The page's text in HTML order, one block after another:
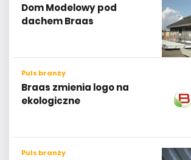
Dom Modelowy pod
dachem Braas
Puls branży
Braas zmienia logo na
ekologiczne
Puls branży